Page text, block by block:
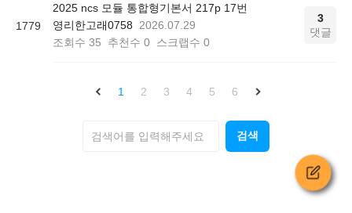
1779
2025 ncs 모듈 통합형기본서 217p 17번
영리한고래0758
2026.07.29
조회수 35 추천수 0 스크랩수 0
3
댓글
1 2 3 4 5 6
검색